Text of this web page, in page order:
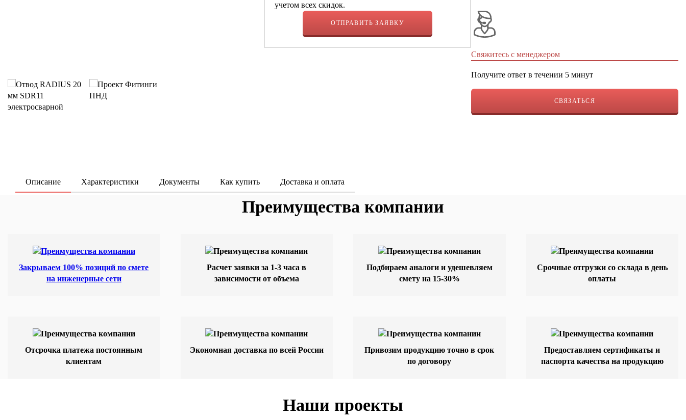
учетом всех скидок.
ОТПРАВИТЬ ЗАЯВКУ
Свяжитесь с менеджером
Получите ответ в течении 5 минут
СВЯЗАТЬСЯ
Описание Характеристики Документы Как купить Доставка и оплата
Преимущества компании
Закрываем 100% позиций по смете
на инженерные сети
Расчет заявки за 1-3 часа в
зависимости от объема
Подбираем аналоги и удешевляем
смету на 15-30%
Срочные отгрузки со склада в день
оплаты
Отсрочка платежа постоянным
клиентам
Экономная доставка по всей России
Привозим продукцию точно в срок
по договору
Предоставляем сертификаты и
паспорта качества на продукцию
Наши проекты